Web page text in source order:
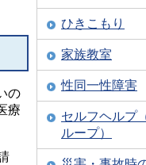
の
療
ひきこもり
家族教室
性同一性障害
セルフヘルプ
ループ）